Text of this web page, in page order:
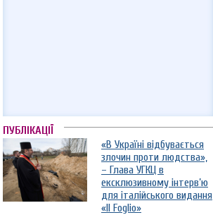
ПУБЛІКАЦІЇ
«В Україні відбувається
злочин проти людства»,
– Глава УГКЦ в
ексклюзивному інтерв’ю
для італійського видання
«Il Foglio»